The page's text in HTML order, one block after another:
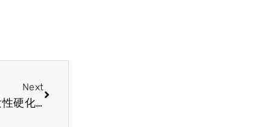
Next
CPHI 2024医药展会行业资讯 欧盟授予新的多发性硬化症治疗方案